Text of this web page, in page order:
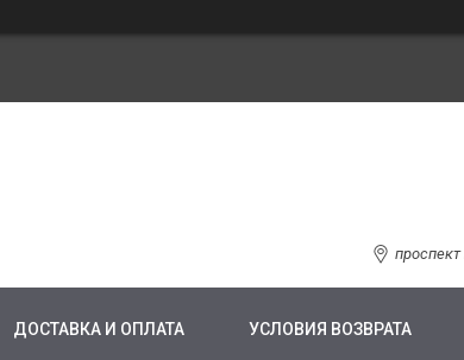
ДОСТАВКА И ОПЛАТА УСЛОВИЯ ВОЗВРАТА